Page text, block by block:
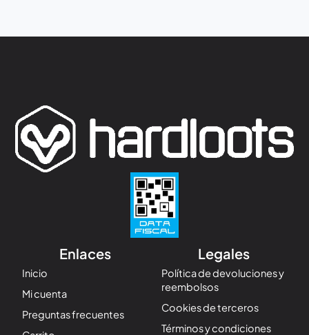
Enlaces
Inicio
Mi cuenta
Preguntas frecuentes
Legales
Política de devoluciones y
reembolsos
Cookies de terceros
Términos y condiciones